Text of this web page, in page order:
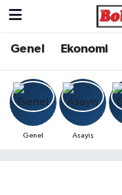
Genel Ekonomi
Genel Asayiş